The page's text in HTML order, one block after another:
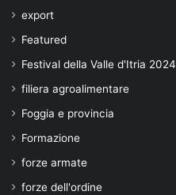
export
Featured
Festival della Valle d'Itria 2024
filiera agroalimentare
Foggia e provincia
Formazione
forze armate
forze dell'ordine